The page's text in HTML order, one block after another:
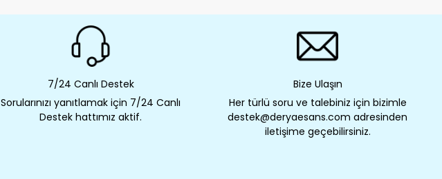
7/24 Canlı Destek
Sorularınızı yanıtlamak için 7/24 Canlı
Destek hattımız aktif.
Bize Ulaşın
Her türlü soru ve talebiniz için bizimle
destek@deryaesans.com adresinden
iletişime geçebilirsiniz.